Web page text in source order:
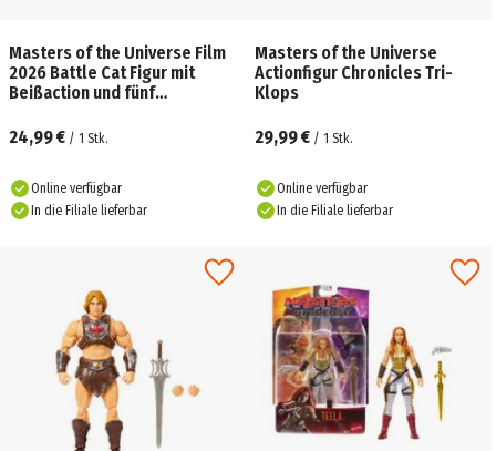
Masters of the Universe Film
2026 Battle Cat Figur mit
Beißaction und fünf
Brüllfunktionen
24,99 € / 1 Stk.
Online verfügbar
In die Filiale lieferbar
Masters of the Universe
Actionfigur Chronicles Tri-
Klops
29,99 € / 1 Stk.
Online verfügbar
In die Filiale lieferbar